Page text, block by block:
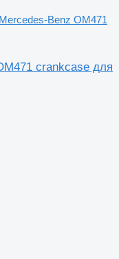
Benz OM471
crankcase для